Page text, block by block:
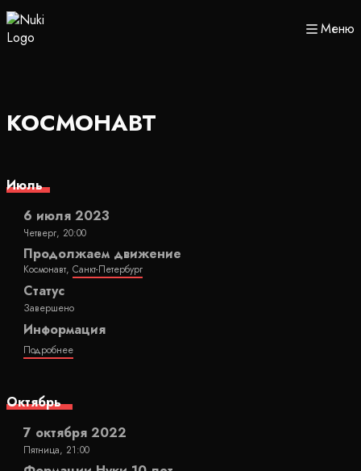
Меню
КОСМОНАВТ
Июль
6 июля 2023
Четверг, 20:00
Продолжаем движение
Космонавт,Санкт-Петербург
Статус
Завершено
Информация
Подробнее
Октябрь
7 октября 2022
Пятница, 21:00